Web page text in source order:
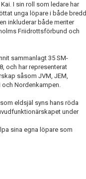
I sin roll som ledare har
unga löpare i både bredd
inkluderar både meriter
Friidrottsförbund och
sammanlagt 35 SM-
och har representerat
såsom JVM, JEM,
och Nordenkampen.
eldsjäl syns hans röda
under
sina egna löpare som